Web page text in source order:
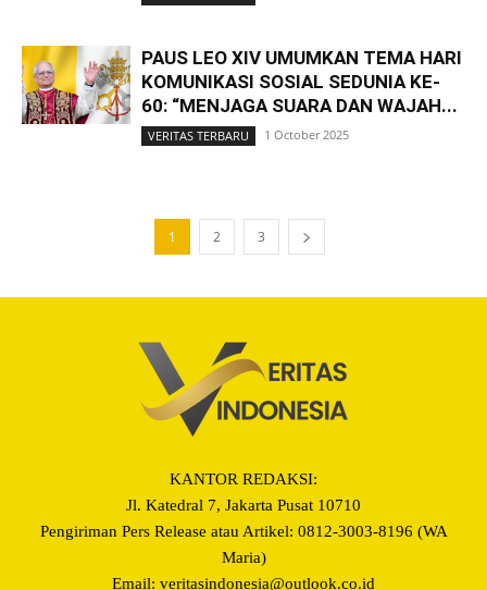
PAUS LEO XIV UMUMKAN TEMA HARI
KOMUNIKASI SOSIAL SEDUNIA KE-
60: “MENJAGA SUARA DAN WAJAH...
VERITAS TERBARU 1 October 2025
1 2 3
KANTOR REDAKSI:
Jl. Katedral 7, Jakarta Pusat 10710
Pengiriman Pers Release atau Artikel: 0812-3003-8196 (WA
Maria)
Email: veritasindonesia@outlook.co.id